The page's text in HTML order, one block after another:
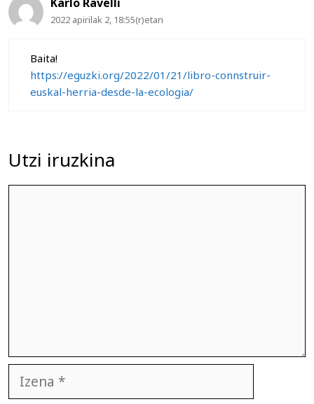
2022 apirilak 2, 18:55(r)etan
Baita!
https://eguzki.org/2022/01/21/libro-connstruir-
euskal-herria-desde-la-ecologia/
Utzi iruzkina